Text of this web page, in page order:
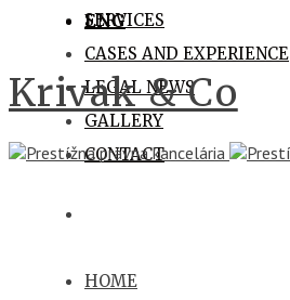
SERVICES
CASES AND EXPERIENCE
LEGAL NEWS
GALLERY
CONTACT
ENG
Krivak & Co
HOME